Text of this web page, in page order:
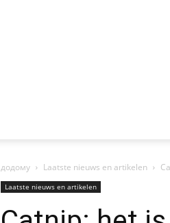
додому Laatste nieuws en artikelen
Laatste nieuws en artikelen